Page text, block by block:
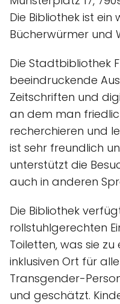
Die Bibliothek ist
Bücherwürmer und
Die Stadtbibliothek
beeindruckende
Zeitschriften und
an dem man
recherchieren und
ist sehr freundlich
unterstützt die
auch in anderen
Die Bibliothek
rollstuhlgerechten
Toiletten, was sie
inklusiven Ort für
Transgender-
und geschätzt.